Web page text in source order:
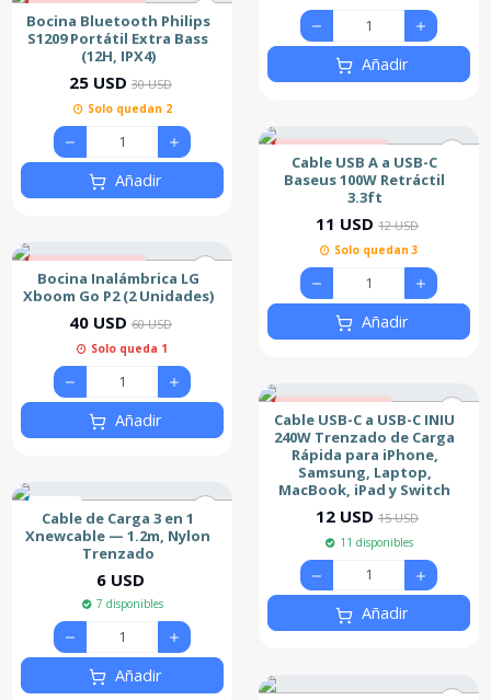
17% de descuento
Nuevo
Bocina Bluetooth Philips
S1209 Portátil Extra Bass
(12H, IPX4)
25 USD 30 USD
Solo quedan 2
Añadir
33% de descuento
Bocina Inalámbrica LG
Xboom Go P2 (2 Unidades)
40 USD 60 USD
Solo queda 1
Añadir
Cable de Carga 3 en 1
Xnewcable — 1.2m, Nylon
Trenzado
6 USD
7 disponibles
Añadir
Añadir
8% de descuento
Nuevo
Cable USB A a USB-C
Baseus 100W Retráctil
3.3ft
11 USD 12 USD
Solo quedan 3
Añadir
20% de descuento
Nuevo
Cable USB-C a USB-C INIU
240W Trenzado de Carga
Rápida para iPhone,
Samsung, Laptop,
MacBook, iPad y Switch
12 USD 15 USD
11 disponibles
Añadir